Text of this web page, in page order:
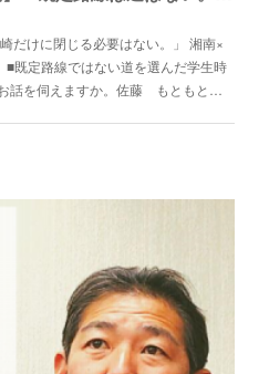
だけに閉じる必要はない。」 湘南×
既定路線ではない道を選んだ学生時
を伺えますか。佐藤 もともと…